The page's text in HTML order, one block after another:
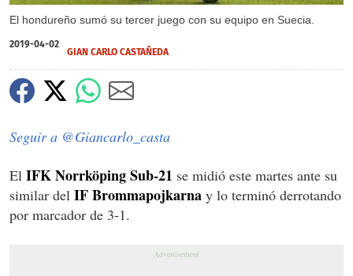
El hondureño sumó su tercer juego con su equipo en Suecia.
2019-04-02
GIAN CARLO CASTAÑEDA
Seguir a @Giancarlo_casta
El IFK Norrköping Sub-21 se midió este martes ante su
similar del IF Brommapojkarna y lo terminó derrotando
por marcador de 3-1.